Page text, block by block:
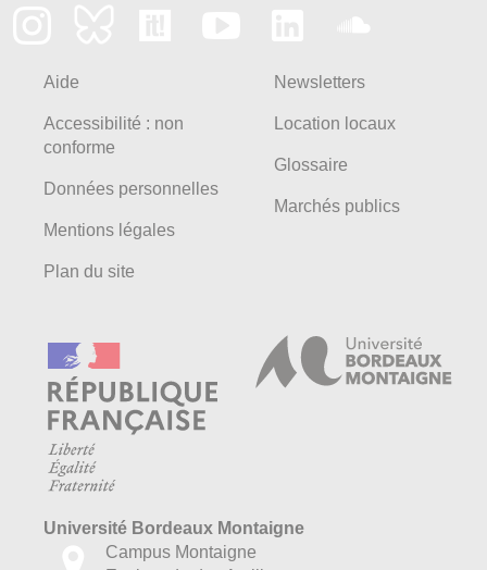
Aide
Accessibilité : non
conforme
Données personnelles
Mentions légales
Plan du site
Newsletters
Location locaux
Glossaire
Marchés publics
Université Bordeaux Montaigne
Campus Montaigne